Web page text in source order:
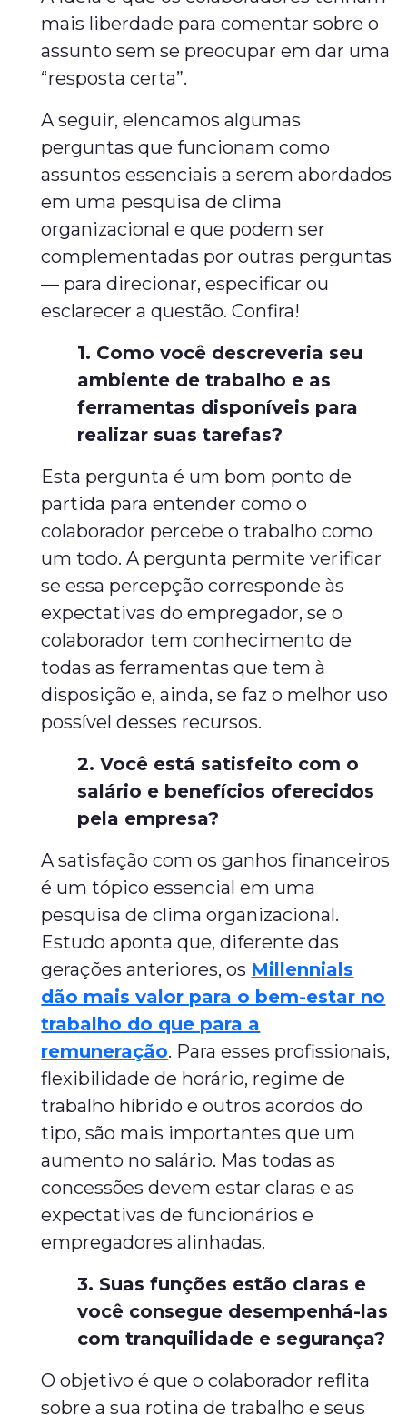
mais liberdade para comentar sobre o
assunto sem se preocupar em dar uma
“resposta certa”.
A seguir, elencamos algumas
perguntas que funcionam como
assuntos essenciais a serem abordados
em uma pesquisa de clima
organizacional e que podem ser
complementadas por outras perguntas
— para direcionar, especificar ou
esclarecer a questão. Confira!
1. Como você descreveria seu
ambiente de trabalho e as
ferramentas disponíveis para
realizar suas tarefas?
Esta pergunta é um bom ponto de
partida para entender como o
colaborador percebe o trabalho como
um todo. A pergunta permite verificar
se essa percepção corresponde às
expectativas do empregador, se o
colaborador tem conhecimento de
todas as ferramentas que tem à
disposição e, ainda, se faz o melhor uso
possível desses recursos.
2. Você está satisfeito com o
salário e benefícios oferecidos
pela empresa?
A satisfação com os ganhos financeiros
é um tópico essencial em uma
pesquisa de clima organizacional.
Estudo aponta que, diferente das
gerações anteriores, os Millennials
dão mais valor para o bem-estar no
trabalho do que para a
remuneração. Para esses profissionais,
flexibilidade de horário, regime de
trabalho híbrido e outros acordos do
tipo, são mais importantes que um
aumento no salário. Mas todas as
concessões devem estar claras e as
expectativas de funcionários e
empregadores alinhadas.
3. Suas funções estão claras e
você consegue desempenhá-las
com tranquilidade e segurança?
O objetivo é que o colaborador reflita
sobre a sua rotina de trabalho e seus